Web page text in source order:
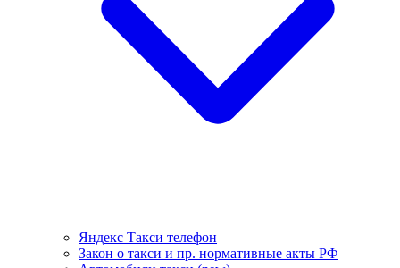
Яндекс Такси телефон
Закон о такси и пр. нормативные акты РФ